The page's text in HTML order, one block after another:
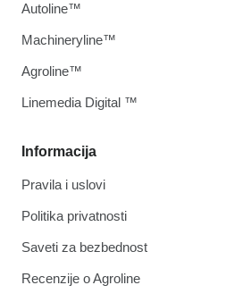
Informacija
Pravila i uslovi
Politika privatnosti
Saveti za bezbednost
Recenzije o Agroline
Autoline™
Machineryline™
Agroline™
Linemedia Digital ™